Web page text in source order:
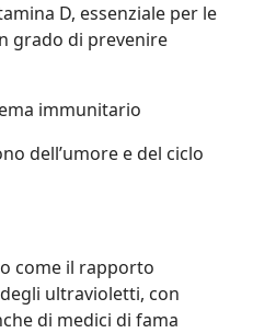
D, essenziale per le
grado di prevenire
immunitario
e del ciclo
come il rapporto
ultravioletti, con
di medici di fama